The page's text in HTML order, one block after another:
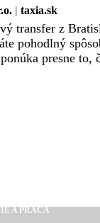
| taxia.sk
transfer z
pohodlný
presne to,
A PRÁCA